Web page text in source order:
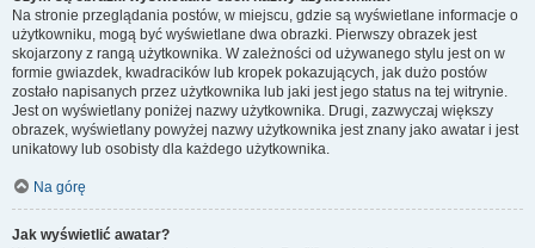
Na stronie przeglądania postów, w miejscu, gdzie są wyświetlane informacje o
użytkowniku, mogą być wyświetlane dwa obrazki. Pierwszy obrazek jest
skojarzony z rangą użytkownika. W zależności od używanego stylu jest on w
formie gwiazdek, kwadracików lub kropek pokazujących, jak dużo postów
zostało napisanych przez użytkownika lub jaki jest jego status na tej witrynie.
Jest on wyświetlany poniżej nazwy użytkownika. Drugi, zazwyczaj większy
obrazek, wyświetlany powyżej nazwy użytkownika jest znany jako awatar i jest
unikatowy lub osobisty dla każdego użytkownika.
Na górę
Jak wyświetlić awatar?